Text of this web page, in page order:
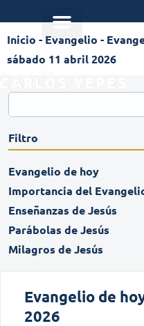
Inicio - Evangelio -
sábado 11 abril 2026
Filtro
Evangelio de hoy
Importancia del
Enseñanzas de Jesús
Parábolas de Jesús
Milagros de Jesús
Evangelio de
2026